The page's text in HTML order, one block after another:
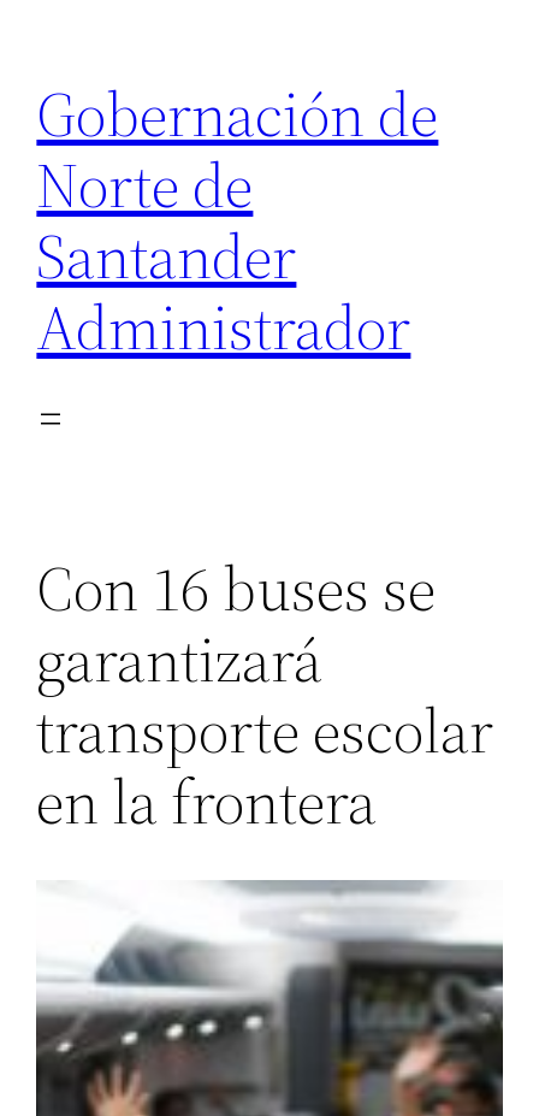
contenido
Gobernación de
Norte de
Santander
Administrador
Con 16 buses se
garantizará
transporte escolar
en la frontera